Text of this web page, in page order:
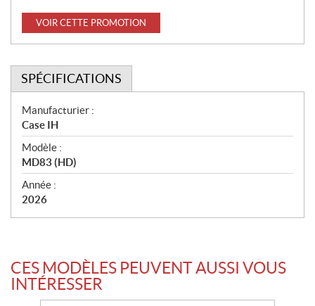
VOIR CETTE PROMOTION
SPÉCIFICATIONS
S
p
é
c
i
f
c
a
Manufacturier :
Case IH
Modèle :
MD83 (HD)
Année :
2026
CES MODÈLES PEUVENT AUSSI VOUS
INTÉRESSER